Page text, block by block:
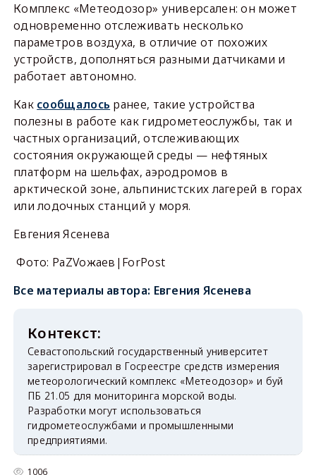
Комплекс «Метеодозор» универсален: он может
одновременно отслеживать несколько
параметров воздуха, в отличие от похожих
устройств, дополняться разными датчиками и
работает автономно.
Как сообщалось ранее, такие устройства
полезны в работе как гидрометеослужбы, так и
частных организаций, отслеживающих
состояния окружающей среды — нефтяных
платформ на шельфах, аэродромов в
арктической зоне, альпинистских лагерей в горах
или лодочных станций у моря.
Евгения Ясенева
Фото: РаZVожаев|ForPost
Все материалы автора: Евгения Ясенева
Севастопольский государственный университет
зарегистрировал в Госреестре средств измерения
метеорологический комплекс «Метеодозор» и буй
ПБ 21.05 для мониторинга морской воды.
Разработки могут использоваться
гидрометеослужбами и промышленными
предприятиями.
1006